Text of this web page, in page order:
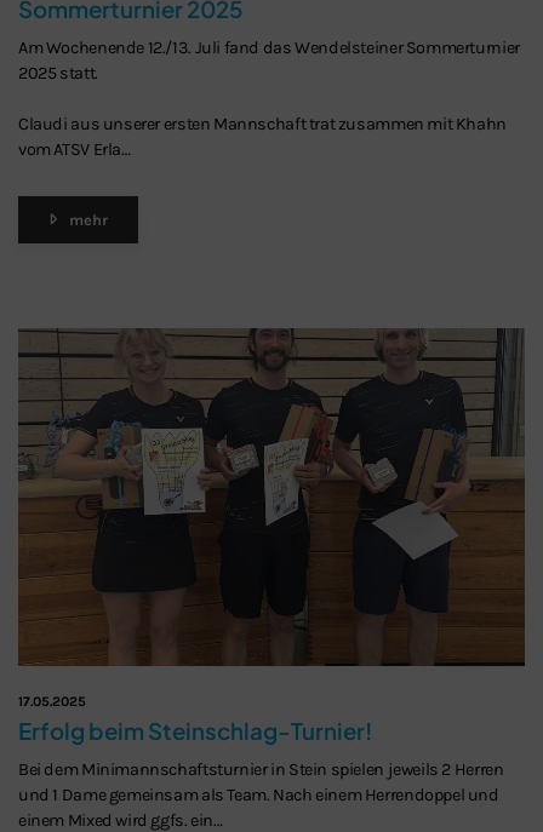
Sommerturnier 2025
Am Wochenende 12./13. Juli fand das Wendelsteiner Sommerturnier
2025 statt.
Claudi aus unserer ersten Mannschaft trat zusammen mit Khahn
vom ATSV Erla…
mehr
17.05.2025
Erfolg beim Steinschlag-Turnier!
Bei dem Minimannschaftsturnier in Stein spielen jeweils 2 Herren
und 1 Dame gemeinsam als Team. Nach einem Herrendoppel und
einem Mixed wird ggfs. ein…